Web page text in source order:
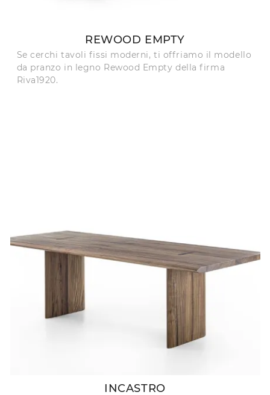
REWOOD EMPTY
Se cerchi tavoli fissi moderni, ti offriamo il modello
da pranzo in legno Rewood Empty della firma
Riva1920.
INCASTRO